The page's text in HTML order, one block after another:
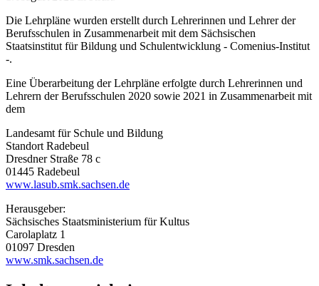
Die Lehrpläne wurden erstellt durch Lehrerinnen und Lehrer der
Berufsschulen in Zusammenarbeit mit dem Sächsischen
Staatsinstitut für Bildung und Schulentwicklung - Comenius-Institut
-.
Eine Überarbeitung der Lehrpläne erfolgte durch Lehrerinnen und
Lehrern der Berufsschulen 2020 sowie 2021 in Zusammenarbeit mit
dem
Landesamt für Schule und Bildung
Standort Radebeul
Dresdner Straße 78 c
01445 Radebeul
www.lasub.smk.sachsen.de
Herausgeber:
Sächsisches Staatsministerium für Kultus
Carolaplatz 1
01097 Dresden
www.smk.sachsen.de